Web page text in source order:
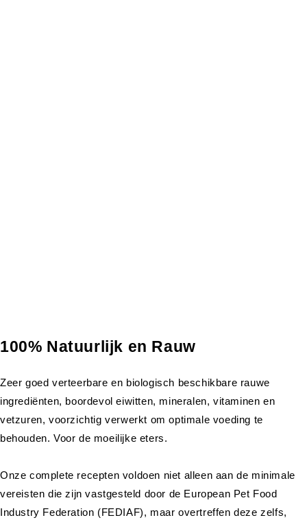
100% Natuurlijk en Rauw
Zeer goed verteerbare en biologisch beschikbare rauwe
ingrediënten, boordevol eiwitten, mineralen, vitaminen en
vetzuren, voorzichtig verwerkt om optimale voeding te
behouden. Voor de moeilijke eters.
Onze complete recepten voldoen niet alleen aan de minimale
vereisten die zijn vastgesteld door de European Pet Food
Industry Federation (FEDIAF), maar overtreffen deze zelfs,